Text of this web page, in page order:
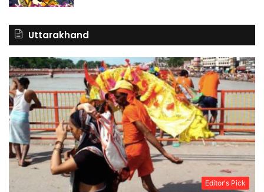
Uttarakhand
Editor's Pick